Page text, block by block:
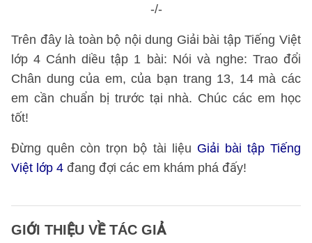
-/-
Trên đây là toàn bộ nội dung Giải bài tập Tiếng Việt
lớp 4 Cánh diều tập 1 bài: Nói và nghe: Trao đổi
Chân dung của em, của bạn trang 13, 14 mà các
em cần chuẩn bị trước tại nhà. Chúc các em học
tốt!
Đừng quên còn trọn bộ tài liệu Giải bài tập Tiếng
Việt lớp 4 đang đợi các em khám phá đấy!
GIỚI THIỆU VỀ TÁC GIẢ